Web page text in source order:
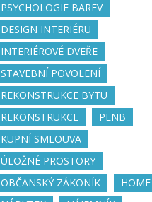
PSYCHOLOGIE BAREV
DESIGN INTERIÉRU
INTERIÉROVÉ DVEŘE
STAVEBNÍ POVOLENÍ
REKONSTRUKCE BYTU
REKONSTRUKCE
PENB
KUPNÍ SMLOUVA
ÚLOŽNÉ PROSTORY
OBČANSKÝ ZÁKONÍK